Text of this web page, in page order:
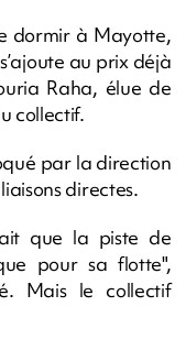
dormir à Mayotte,
au prix déjà
Raha, élue de
collectif.
par la direction
directes.
que la piste de
pour sa flotte",
Mais le collectif